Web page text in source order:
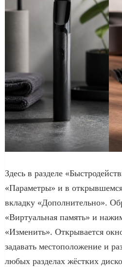
Здесь в разделе
«Параметры» и в
вкладку «Дополнительно».
«Виртуальная память» и
«Изменить». Открывается
задавать местоположение и
любых разделах жёстких